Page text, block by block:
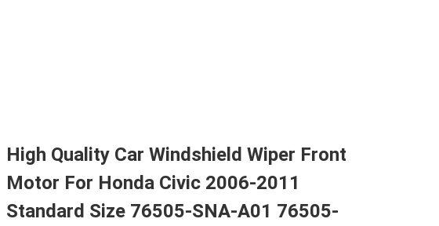
High Quality Car Windshield Wiper Front
Motor For Honda Civic 2006-2011
Standard Size 76505-SNA-A01 76505-